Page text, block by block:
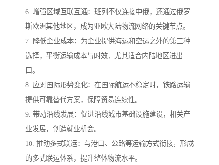
6. 增强区域互联互通：班列不仅连接中俄，还通过俄罗
斯欧洲其他地区，成为亚欧大陆物流网络的关键节点。
7. 降低企业成本：为企业提供海运和空运之外的第三种
选择，平衡运输成本与时效，尤其适合内陆地区进出
口。
8. 应对国际形势变化：在国际航运不稳定时，铁路运输
提供可靠替代方案，保障贸易连续性。
9. 带动沿线发展：促进沿线城市基础设施建设，相关产
业发展，创造就业机会。
10. 推动多式联运：与港口、公路等运输方式衔接，形成
的多式联运体系，提升整体物流水平。